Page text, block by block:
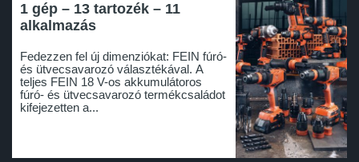
1 gép – 13 tartozék – 11
alkalmazás
Fedezzen fel új dimenziókat: FEIN fúró-
és ütvecsavarozó választékával. A
teljes FEIN 18 V-os akkumulátoros
fúró- és ütvecsavarozó termékcsaládot
kifejezetten a...